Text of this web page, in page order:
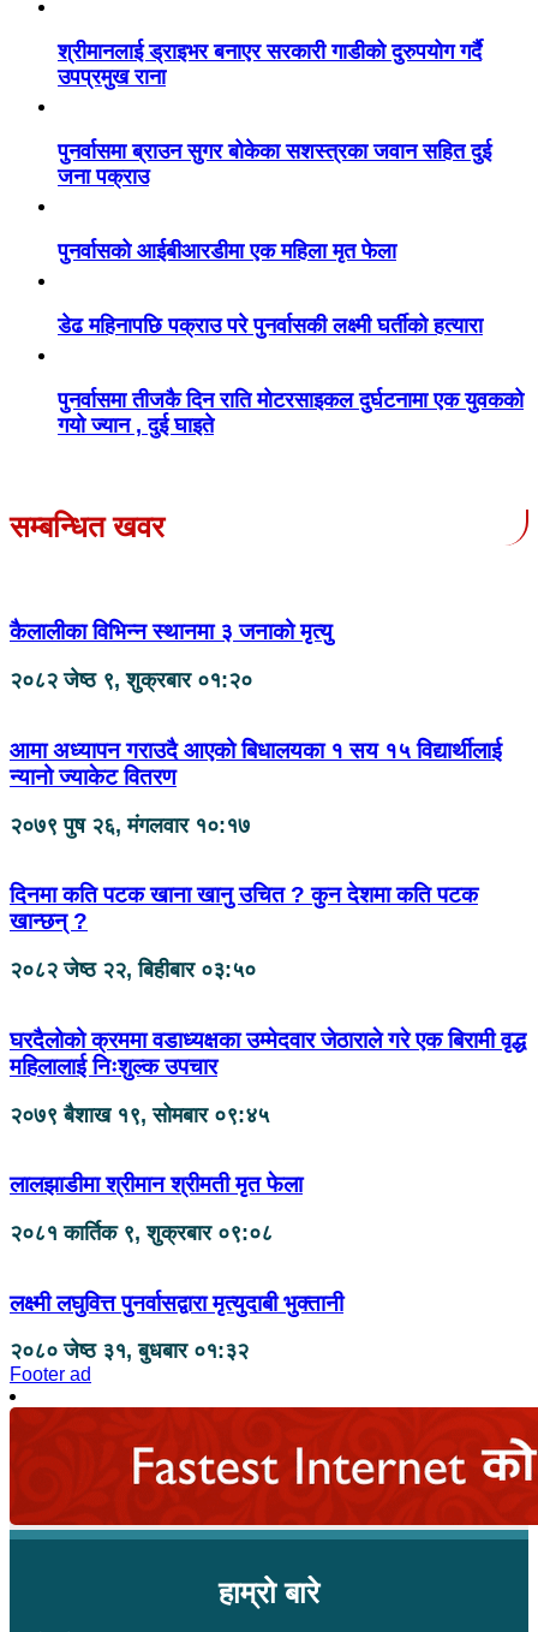
श्रीमानलाई ड्राइभर बनाएर सरकारी गाडीको दुरुपयोग गर्दै
उपप्रमुख राना
पुनर्वासमा ब्राउन सुगर बोकेका सशस्त्रका जवान सहित दुई
जना पक्राउ
पुनर्वासको आईबीआरडीमा एक महिला मृत फेला
डेढ महिनापछि पक्राउ परे पुनर्वासकी लक्ष्मी घर्तीको हत्यारा
पुनर्वासमा तीजकै दिन राति मोटरसाइकल दुर्घटनामा एक युवकको
गयो ज्यान , दुई घाइते
सम्बन्धित खवर
कैलालीका विभिन्न स्थानमा ३ जनाको मृत्यु
२०८२ जेष्ठ ९, शुक्रबार ०१:२०
आमा अध्यापन गराउदै आएको बिधालयका १ सय १५ विद्यार्थीलाई
न्यानो ज्याकेट वितरण
२०७९ पुष २६, मंगलवार १०:१७
दिनमा कति पटक खाना खानु उचित ? कुन देशमा कति पटक
खान्छन् ?
२०८२ जेष्ठ २२, बिहीबार ०३:५०
घरदैलोको क्रममा वडाध्यक्षका उम्मेदवार जेठाराले गरे एक बिरामी वृद्ध
महिलालाई निःशुल्क उपचार
२०७९ बैशाख १९, सोमबार ०९:४५
लालझाडीमा श्रीमान श्रीमती मृत फेला
२०८१ कार्तिक ९, शुक्रबार ०९:०८
लक्ष्मी लघुवित्त पुनर्वासद्वारा मृत्युदाबी भुक्तानी
२०८० जेष्ठ ३१, बुधबार ०१:३२
Footer ad
हाम्रो बारे